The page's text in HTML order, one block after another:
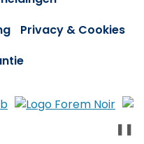
Privacy & Cookies
❚❚